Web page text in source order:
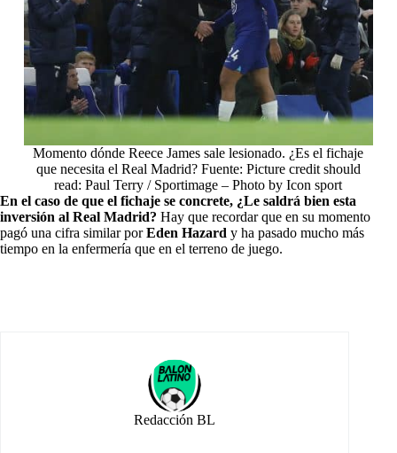
Momento dónde Reece James sale lesionado. ¿Es el fichaje
que necesita el Real Madrid? Fuente: Picture credit should
read: Paul Terry / Sportimage – Photo by Icon sport
En el caso de que el fichaje se concrete, ¿Le saldrá bien esta
inversión al Real Madrid? Hay que recordar que en su momento
pagó una cifra similar porEden Hazard y ha pasado mucho más
tiempo en la enfermería que en el terreno de juego.
Redacción BL